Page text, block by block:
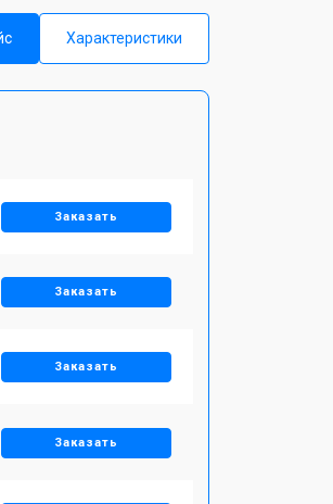
Характеристики
Заказать
Заказать
Заказать
Заказать